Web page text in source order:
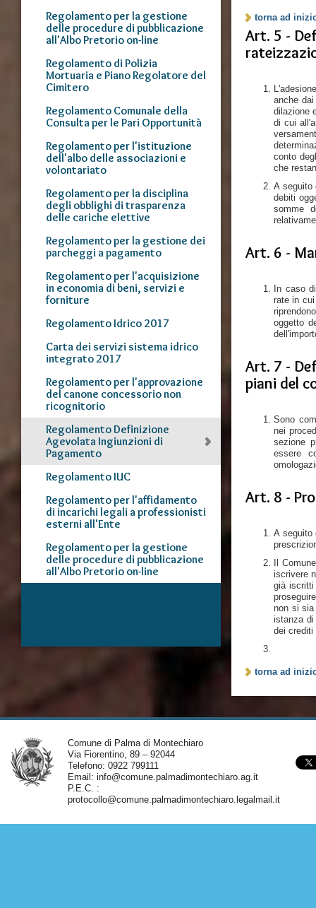
Regolamento per la gestione
delle procedure di pubblicazione
all'Albo Pretorio on-line
Regolamento di Polizia
Mortuaria e Piano Regolatore del
Cimitero
Regolamento Comunale della
Consulta per le Pari Opportunità
Regolamento per l'istituzione
dell'albo delle associazioni e
volontariato
Regolamento per la disciplina
degli obblighi di trasparenza
delle cariche elettive
Regolamento per la gestione dei
parcheggi a pagamento
Regolamento per l'acquisizione
in economia di beni, servizi e
forniture
Regolamento Idrico 2017
Carta dei servizi sistema idrico
integrato 2017
Regolamento per l'approvazione
del canone concessorio non
ricognitorio
Regolamento Definizione
Agevolata Ingiunzioni di
Pagamento
Regolamento IUC
Regolamento per l'affidamento
di incarichi legali a professionisti
esterni all'Ente
Regolamento per la gestione
delle procedure di pubblicazione
all'Albo Pretorio on-line
torna ad
Art. 5 -
anche
dilazione
di cui
conto
che
A seguito
debiti
somme
Art. 6 -
In caso
rate in
oggetto
Art. 7 -
piani del
Sono
nei
sezione
essere
Art. 8 -
A seguito
Il
iscrivere
già iscritti
non si
istanza
dei crediti
torna ad
Comune di Palma di Montechiaro
Via Fiorentino, 89 – 92044
Telefono: 0922 799111
Email: info@comune.palmadimontechiaro.ag.it
P.E.C. :
protocollo@comune.palmadimontechiaro.legalmail.it